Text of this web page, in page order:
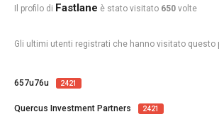
Il profilo di Fastlane è stato visitato 650 volte
Gli ultimi utenti registrati che hanno visitato questo
657u76u 2421
Quercus Investment Partners 2421